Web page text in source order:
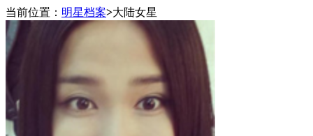
当前位置： 明星档案>大陆女星